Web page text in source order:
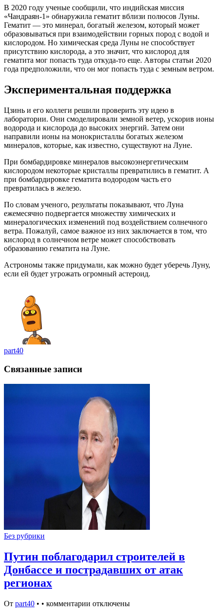
В 2020 году ученые сообщили, что индийская миссия
«Чандраян-1» обнаружила гематит вблизи полюсов Луны.
Гематит — это минерал, богатый железом, который может
образовываться при взаимодействии горных пород с водой и
кислородом. Но химическая среда Луны не способствует
присутствию кислорода, а это значит, что кислород для
гематита мог попасть туда откуда-то еще. Авторы статьи 2020
года предположили, что он мог попасть туда с земным ветром.
Экспериментальная поддержка
Цзинь и его коллеги решили проверить эту идею в
лаборатории. Они смоделировали земной ветер, ускорив ионы
водорода и кислорода до высоких энергий. Затем они
направили ионы на монокристаллы богатых железом
минералов, которые, как известно, существуют на Луне.
При бомбардировке минералов высокоэнергетическим
кислородом некоторые кристаллы превратились в гематит. А
при бомбардировке гематита водородом часть его
превратилась в железо.
По словам ученого, результаты показывают, что Луна
ежемесячно подвергается множеству химических и
минералогических изменений под воздействием солнечного
ветра. Пожалуй, самое важное из них заключается в том, что
кислород в солнечном ветре может способствовать
образованию гематита на Луне.
Астрономы также придумали, как можно будет уберечь Луну,
если ей будет угрожать огромный астероид.
part40
Связанные записи
Без рубрики
Путин поблагодарил строителей в
Донбассе и пострадавших от атак
регионах
От part40 • • комментарии отключены